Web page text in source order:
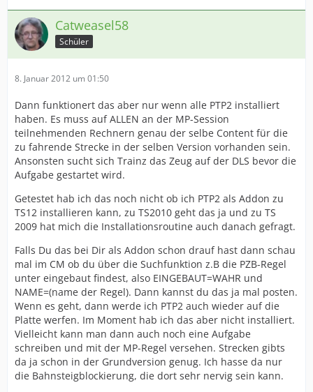
Catweasel58
Schüler
8. Januar 2012 um 01:50
Dann funktionert das aber nur wenn alle PTP2 installiert
haben. Es muss auf ALLEN an der MP-Session
teilnehmenden Rechnern genau der selbe Content für die
zu fahrende Strecke in der selben Version vorhanden sein.
Ansonsten sucht sich Trainz das Zeug auf der DLS bevor die
Aufgabe gestartet wird.
Getestet hab ich das noch nicht ob ich PTP2 als Addon zu
TS12 installieren kann, zu TS2010 geht das ja und zu TS
2009 hat mich die Installationsroutine auch danach gefragt.
Falls Du das bei Dir als Addon schon drauf hast dann schau
mal im CM ob du über die Suchfunktion z.B die PZB-Regel
unter eingebaut findest, also EINGEBAUT=WAHR und
NAME=(name der Regel). Dann kannst du das ja mal posten.
Wenn es geht, dann werde ich PTP2 auch wieder auf die
Platte werfen. Im Moment hab ich das aber nicht installiert.
Vielleicht kann man dann auch noch eine Aufgabe
schreiben und mit der MP-Regel versehen. Strecken gibts
da ja schon in der Grundversion genug. Ich hasse da nur
die Bahnsteigblockierung, die dort sehr nervig sein kann.